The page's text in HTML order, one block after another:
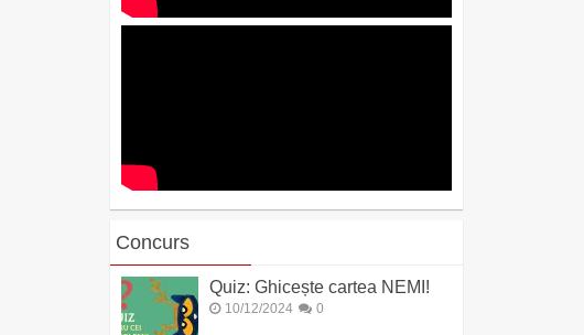
Concurs
Quiz: Ghicește cartea NEMI!
10/12/2024 0